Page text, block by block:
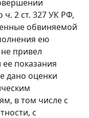
ч. 2 ст. 327 УК РФ,
обвиняемой
ею
привел
показания
дано оценки
в том числе с
с